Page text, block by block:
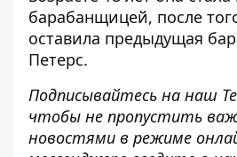
барабанщицей, после
оставила предыдущая
Петерс.
Подписывайтесь на наш
чтобы не пропустить
новостями в режиме